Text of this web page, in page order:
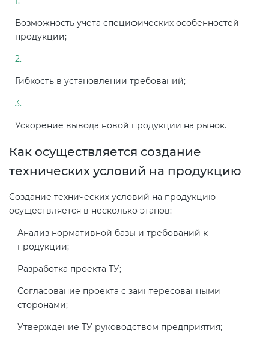
Возможность учета специфических особенностей
продукции;
Гибкость в установлении требований;
Ускорение вывода новой продукции на рынок.
Как осуществляется создание
технических условий на продукцию
Создание технических условий на продукцию
осуществляется в несколько этапов:
Анализ нормативной базы и требований к
продукции;
Разработка проекта ТУ;
Согласование проекта с заинтересованными
сторонами;
Утверждение ТУ руководством предприятия;